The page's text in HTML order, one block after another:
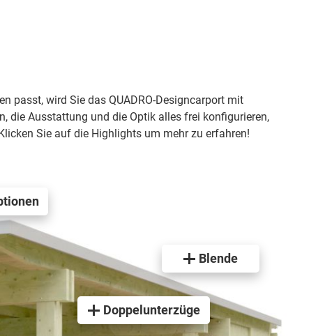
passt, wird Sie das QUADRO-Designcarport mit
die Ausstattung und die Optik alles frei konfigurieren,
Sie auf die Highlights um mehr zu erfahren!
Blende
Doppelunterzüge